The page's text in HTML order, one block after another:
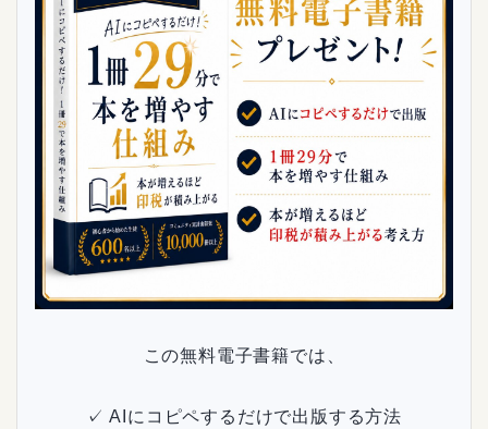
この無料電子書籍では、
✓ AIにコピペするだけで出版する方法